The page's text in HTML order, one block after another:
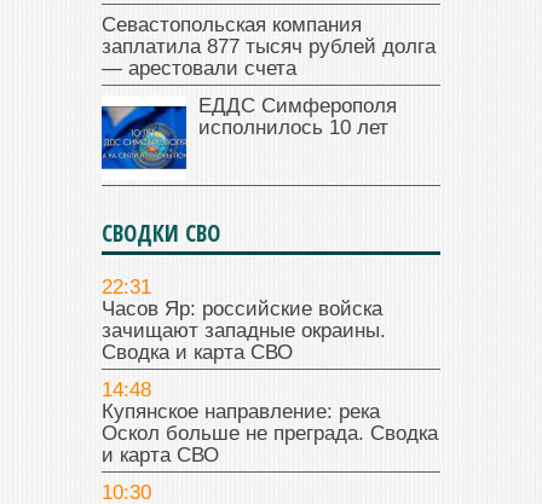
Севастопольская компания
заплатила 877 тысяч рублей долга
— арестовали счета
ЕДДС Симферополя
исполнилось 10 лет
СВОДКИ СВО
22:31
Часов Яр: российские войска
зачищают западные окраины.
Сводка и карта СВО
14:48
Купянское направление: река
Оскол больше не преграда. Сводка
и карта СВО
10:30